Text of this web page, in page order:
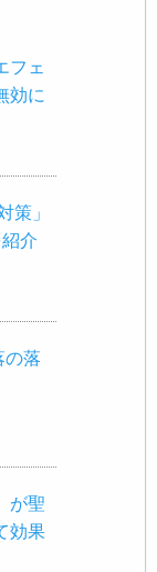
フェ
効に
策」
介
の落
が聖
効果